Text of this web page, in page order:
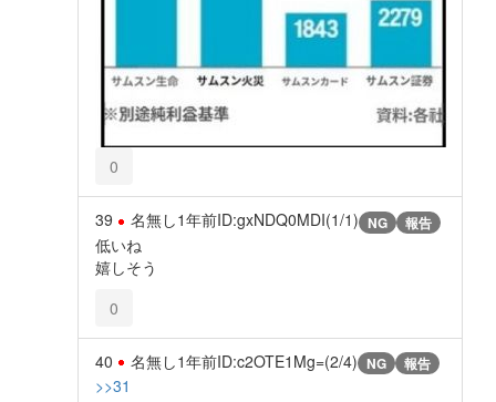
0
39 名無し1年前ID:gxNDQ0MDI(1/1) NG 報告
低いね
嬉しそう
0
40 名無し1年前ID:c2OTE1Mg=(2/4) NG 報告
>>31